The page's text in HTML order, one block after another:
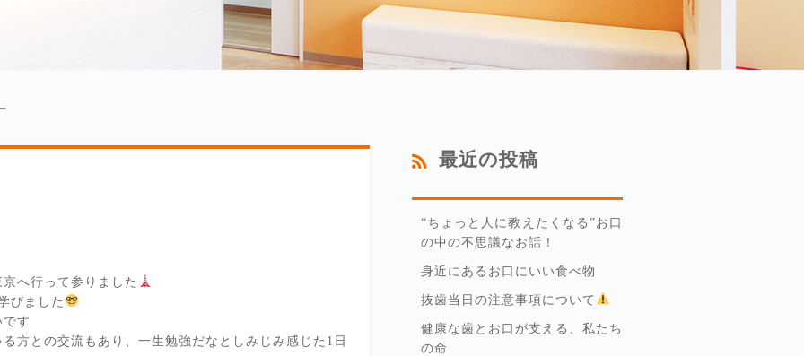
へ行って参りました
びました
す
方との交流もあり、一生勉強だなとしみじみ感じた1日
最近の投稿
“ちょっと人に教えたくなる”お口
の中の不思議なお話！
身近にあるお口にいい食べ物
抜歯当日の注意事項について
健康な歯とお口が支える、私たち
の命